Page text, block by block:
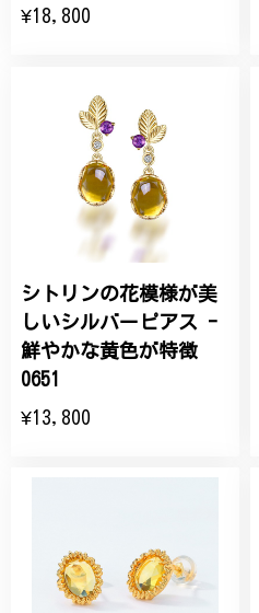
¥18,800
シトリンの花模様が美
しいシルバーピアス -
鮮やかな黄色が特徴
0651
¥13,800